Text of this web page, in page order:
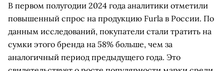
В первом полугодии 2024 года аналитики отметили
повышенный спрос на продукцию Furla в России. По
данным исследований, покупатели стали тратить на
сумки этого бренда на 58% больше, чем за
аналогичный период предыдущего года. Это